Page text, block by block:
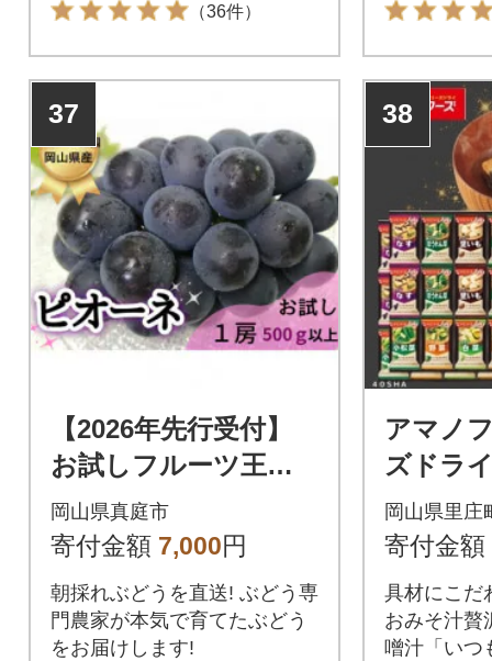
（36件）
37
【2026年先行受付】
お試しフルーツ王国
岡山の人気ぶどう
ピオーネ1房500g以
岡山県真庭市
寄付金額 7,000円
朝採れぶどうを直送! ぶどう専
門農家が本気で育てたぶどう
をお届けします!
38
アマノ
ズドラ
贅沢30
岡山県里庄
寄付金額
具材にこだ
おみそ汁贅
噌汁「いつ